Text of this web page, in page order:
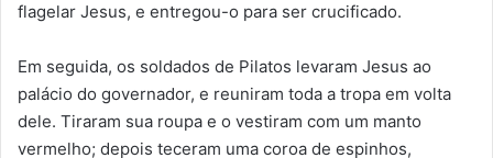
flagelar Jesus, e entregou-o para ser crucificado.
Em seguida, os soldados de Pilatos levaram Jesus ao
palácio do governador, e reuniram toda a tropa em volta
dele. Tiraram sua roupa e o vestiram com um manto
vermelho; depois teceram uma coroa de espinhos,